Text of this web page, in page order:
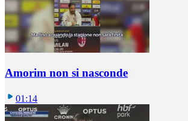
Amorim non si nasconde
01:14